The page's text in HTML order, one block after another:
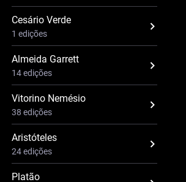
Cesário Verde
1 edições
Almeida Garrett
14 edições
Vitorino Nemésio
38 edições
Aristóteles
24 edições
Platão